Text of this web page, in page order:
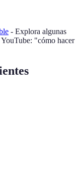
- Explora algunas
YouTube: "cómo hacer